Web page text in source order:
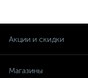
Акции и скидки
Магазины